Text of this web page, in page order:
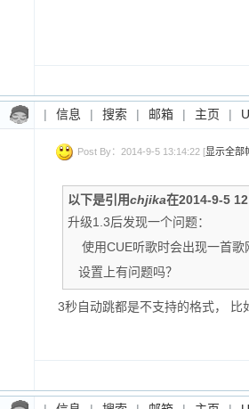
| 信息 | 搜索 | 邮箱 | 主页 |
Post By：2014-9-5 13:14:22 [显示全部
以下是引用chjika在2014-9-5
升级1.3后发现一个问题：
使用CUE听歌时会出现一首歌
设置上有问题吗？
3秒自动跳都是不支持的格式，